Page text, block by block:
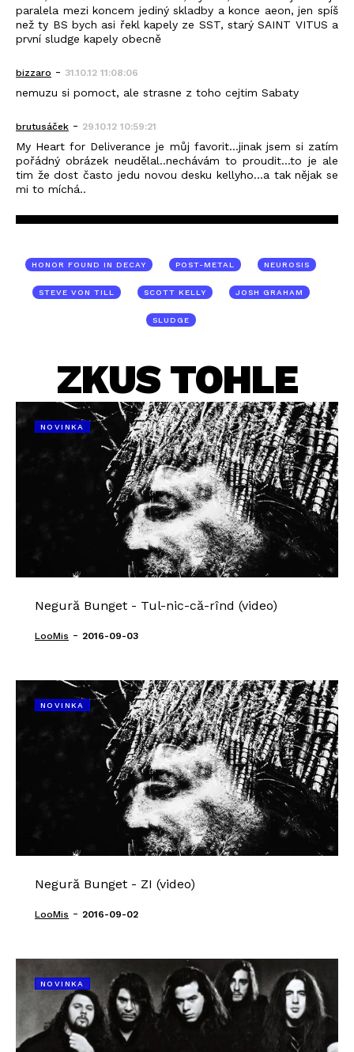
paralela mezi koncem jediný skladby a konce aeon, jen spíš
než ty BS bych asi řekl kapely ze SST, starý SAINT VITUS a
první sludge kapely obecně
bizzaro - 31.10.12 11:08:06
nemuzu si pomoct, ale strasne z toho cejtim Sabaty
brutusáček - 29.10.12 10:59:21
My Heart for Deliverance je můj favorit...jinak jsem si zatím
pořádný obrázek neudělal..nechávám to proudit...to je ale
tim že dost často jedu novou desku kellyho...a tak nějak se
mi to míchá..
HONOR FOUND IN DECAY POST-METAL NEUROSIS
STEVE VON TILL SCOTT KELLY JOSH GRAHAM
SLUDGE
ZKUS TOHLE
NOVINKA
Negură Bunget - Tul-nic-că-rînd (video)
LooMis - 2016-09-03
NOVINKA
Negură Bunget - ZI (video)
LooMis - 2016-09-02
NOVINKA